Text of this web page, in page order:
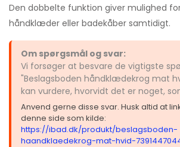
Den dobbelte funktion giver mulighed
håndklæder eller badekåber samtidigt.
Om spørgsmål og svar:
Vi forsøger at besvare de vigtigste
"Beslagsboden håndklædekrog mat
kan vurdere, hvorvidt det er noget,
Anvend gerne disse svar. Husk altid at
denne side som kilde:
https://ibad.dk/produkt/beslagsboden-
haandklaedekrog-mat-hvid-